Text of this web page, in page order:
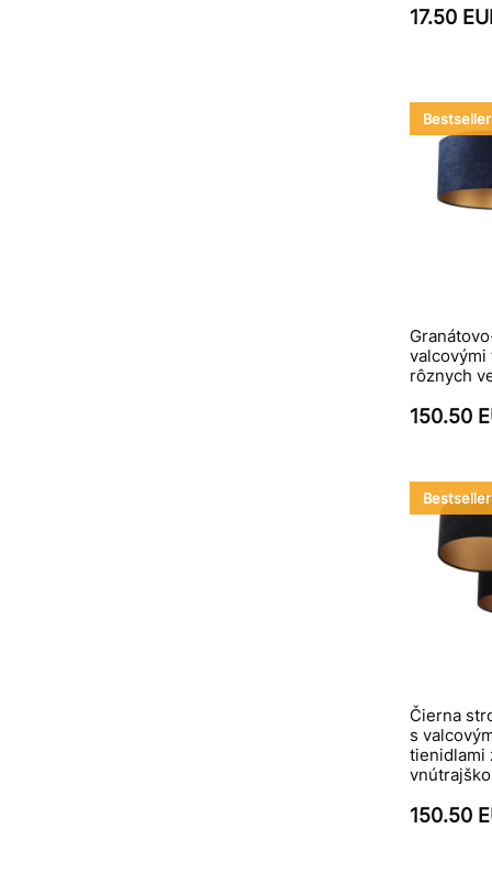
17.50
Bestseller
rôznych
150.50
Bestseller
Čierna
s
tienidlami
150.50